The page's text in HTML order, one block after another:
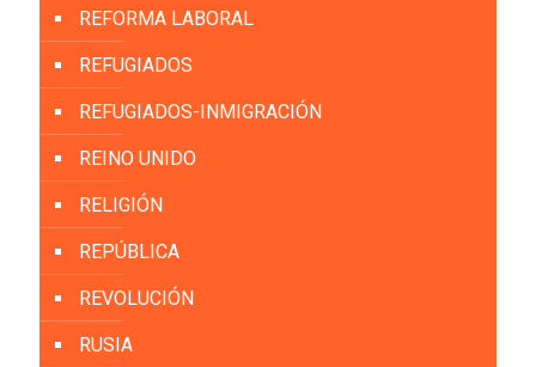
REFORMA LABORAL
REFUGIADOS
REFUGIADOS-INMIGRACIÓN
REINO UNIDO
RELIGIÓN
REPÚBLICA
REVOLUCIÓN
RUSIA